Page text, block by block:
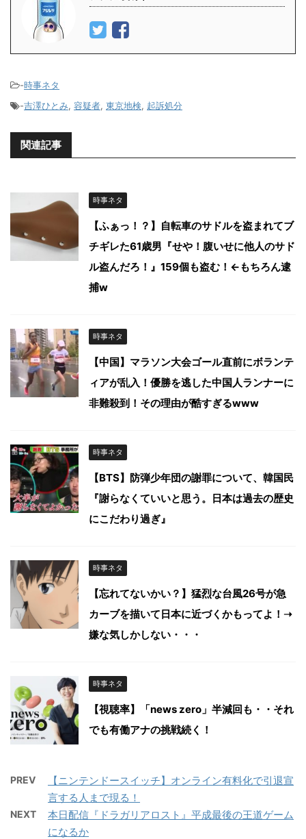
-時事ネタ
-吉澤ひとみ, 容疑者, 東京地検, 起訴処分
関連記事
時事ネタ
【ふぁっ！？】自転車のサドルを盗まれてブ
チギレた61歳男『せや！腹いせに他人のサド
ル盗んだろ！』159個も盗む！←もちろん逮
捕w
時事ネタ
【中国】マラソン大会ゴール直前にボランテ
ィアが乱入！優勝を逃した中国人ランナーに
非難殺到！その理由が酷すぎるwww
時事ネタ
【BTS】防弾少年団の謝罪について、韓国民
『謝らなくていいと思う。日本は過去の歴史
にこだわり過ぎ』
時事ネタ
【忘れてないかい？】猛烈な台風26号が急
カーブを描いて日本に近づくかもってよ！➝
嫌な気しかしない・・・
時事ネタ
【視聴率】「news zero」半減回も・・それ
でも有働アナの挑戦続く！
PREV
【ニンテンドースイッチ】オンライン有料化で引退宣
言する人まで現る！
NEXT
本日配信『ドラガリアロスト』平成最後の王道ゲーム
になるか